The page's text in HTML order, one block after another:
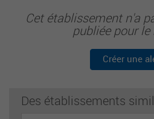
Cet établissement n'a
publiée pour
Créer une
Des établissements